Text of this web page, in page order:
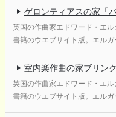
ゲロンティアスの家「
英国の作曲家エドワード・エ
書籍のウエブサイト版。エル
室内楽作曲の家ブリン
英国の作曲家エドワード・エ
書籍のウエブサイト版。エル